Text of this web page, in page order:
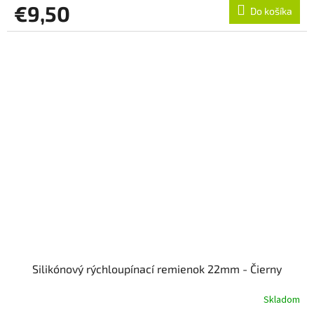
€9,50 Do košíka
Silikónový rýchloupínací remienok 22mm - Čierny
Skladom